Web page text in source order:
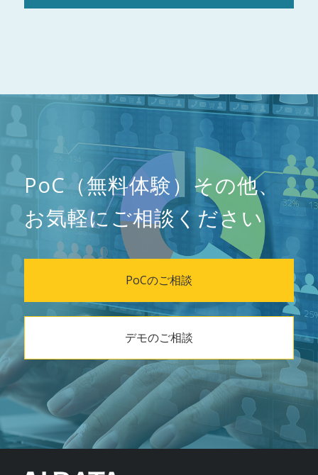
PoC（無料体験）その他、
お気軽にご相談ください
PoCのご相談
デモのご相談